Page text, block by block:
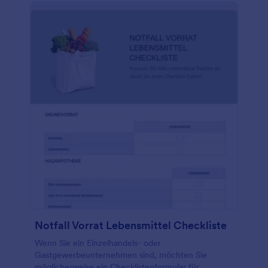
Wohnmobile hinzu! Mit der Jotform-App können Sie
Fotos aufnehmen, Formularvorlagen in PDFs
umwandeln und sogar Ihr eigenes Logo in die
Vorlage hochladen. Diese Vorlage für die Lkw-
Partner-Apps integrieren, so dass Sie die Antworten
darunter Google Drive, Dropbox, Box, Google
Sheets und viele mehr! Sie können die
eingereichten Formulare sogar mit einem Klick
ausdrucken oder im PDF-Format herunterladen,
wenn Sie fertig sind.
Notfall Vorrat Lebensmittel Checkliste
Wenn Sie ein Einzelhandels- oder
Gastgewerbeunternehmen sind, möchten Sie